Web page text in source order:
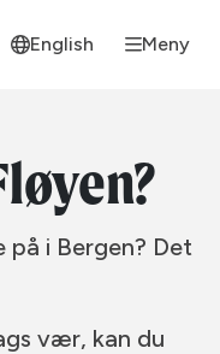
English Meny
på i Bergen? Det
vær, kan du